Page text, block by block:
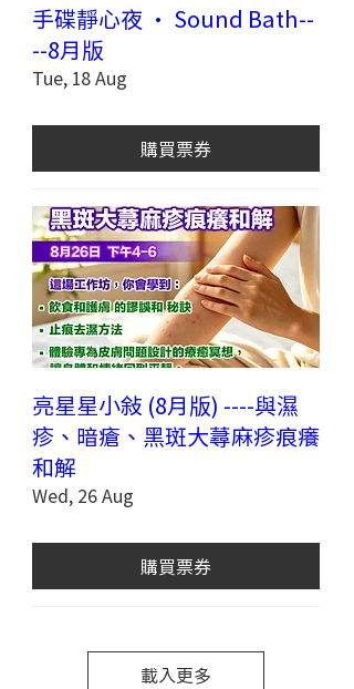
手碟靜心夜 · Sound Bath--
--8月版
Tue, 18 Aug
購買票券
亮星星小敍 (8月版) ----與濕
疹、暗瘡、黑斑大蕁麻疹痕癢
和解
Wed, 26 Aug
購買票券
載入更多